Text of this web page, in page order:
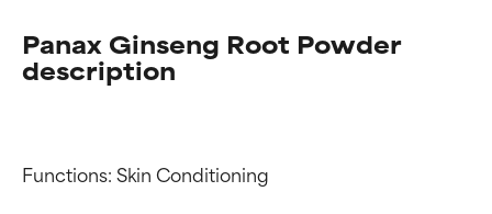
Panax Ginseng Root Powder
description
Functions: Skin Conditioning